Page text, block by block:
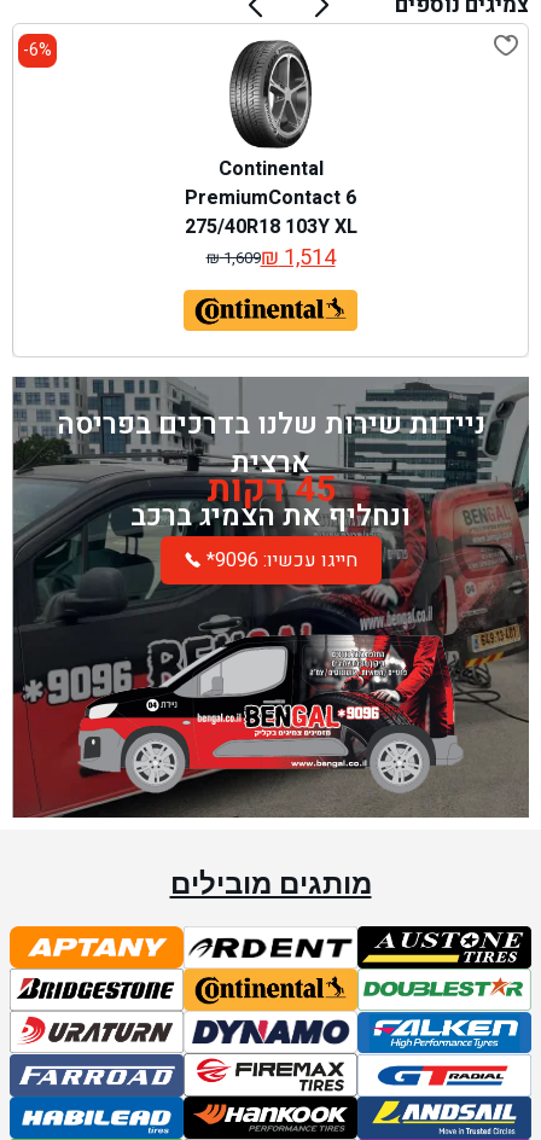
6%-
Continental
PremiumContact 6
275/40R18 103Y XL
₪1,609
המחיר
המקורי
היה:
₪ 1,609.
₪1,514
המחיר
הנוכחי
הוא:
₪ 1,514.
ניידות שירות שלנו בדרכים בפריסה
ארצית
45 דקות
ונחליף את הצמיג ברכב
*חייגו עכשיו: 9096
מותגים מובילים